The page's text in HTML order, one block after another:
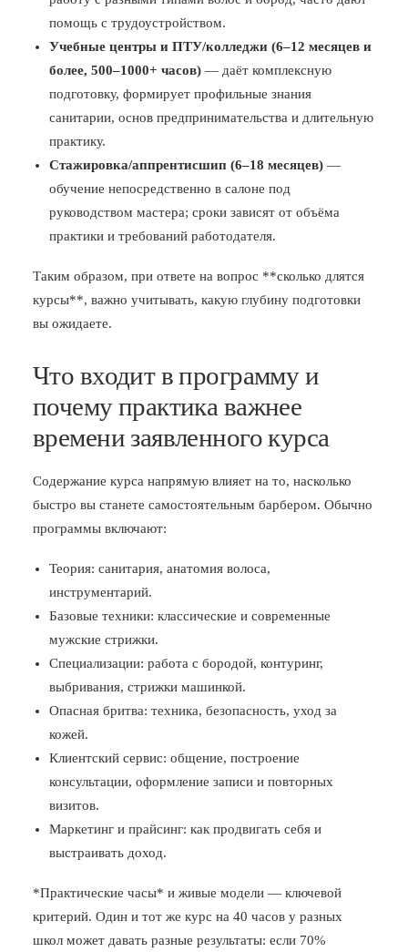
помощь с трудоустройством.
Учебные центры и ПТУ/колледжи (6–12 месяцев и
более, 500–1000+ часов) — даёт комплексную
подготовку, формирует профильные знания
санитарии, основ предпринимательства и длительную
практику.
Стажировка/аппрентисшип (6–18 месяцев) —
обучение непосредственно в салоне под
руководством мастера; сроки зависят от объёма
практики и требований работодателя.
Таким образом, при ответе на вопрос **сколько длятся
курсы**, важно учитывать, какую глубину подготовки
вы ожидаете.
Что входит в программу и
почему практика важнее
времени заявленного курса
Содержание курса напрямую влияет на то, насколько
быстро вы станете самостоятельным барбером. Обычно
программы включают:
Теория: санитария, анатомия волоса,
инструментарий.
Базовые техники: классические и современные
мужские стрижки.
Специализации: работа с бородой, контуринг,
выбривания, стрижки машинкой.
Опасная бритва: техника, безопасность, уход за
кожей.
Клиентский сервис: общение, построение
консультации, оформление записи и повторных
визитов.
Маркетинг и прайсинг: как продвигать себя и
выстраивать доход.
*Практические часы* и живые модели — ключевой
критерий. Один и тот же курс на 40 часов у разных
школ может давать разные результаты: если 70%